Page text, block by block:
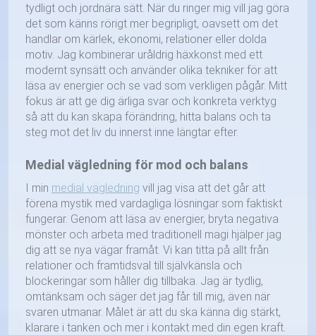
tydligt och jordnära sätt. När du ringer mig vill jag göra
det som känns rörigt mer begripligt, oavsett om det
handlar om kärlek, ekonomi, relationer eller dolda
motiv. Jag kombinerar uråldrig häxkonst med ett
modernt synsätt och använder olika tekniker för att
läsa av energier och se vad som verkligen pågår. Mitt
fokus är att ge dig ärliga svar och konkreta verktyg
så att du kan skapa förändring, hitta balans och ta
steg mot det liv du innerst inne längtar efter.
Medial vägledning för mod och balans
I min medial vägledning vill jag visa att det går att
förena mystik med vardagliga lösningar som faktiskt
fungerar. Genom att läsa av energier, bryta negativa
mönster och arbeta med traditionell magi hjälper jag
dig att se nya vägar framåt. Vi kan titta på allt från
relationer och framtidsval till självkänsla och
blockeringar som håller dig tillbaka. Jag är tydlig,
omtänksam och säger det jag får till mig, även när
svaren utmanar. Målet är att du ska känna dig stärkt,
klarare i tanken och mer i kontakt med din egen kraft.